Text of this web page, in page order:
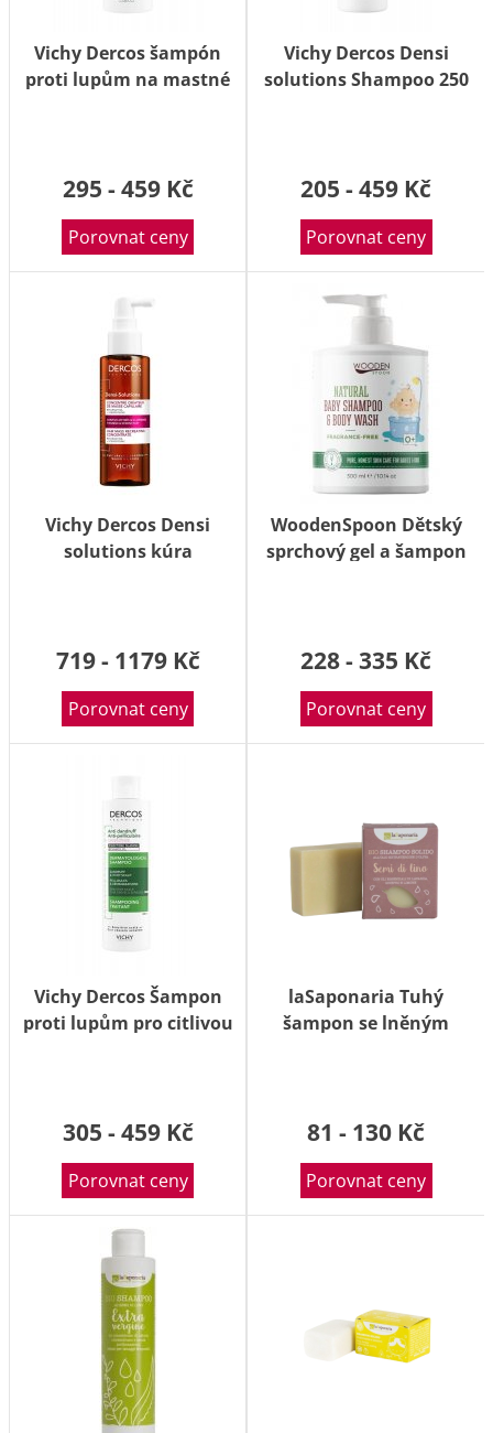
Vichy Dercos šampón
proti lupům na mastné
295 - 459 Kč
Porovnat ceny
Vichy Dercos Densi
solutions Shampoo 250
205 - 459 Kč
Porovnat ceny
Vichy Dercos Densi
solutions kúra
719 - 1179 Kč
Porovnat ceny
WoodenSpoon Dětský
sprchový gel a šampon
228 - 335 Kč
Porovnat ceny
Vichy Dercos Šampon
proti lupům pro citlivou
305 - 459 Kč
Porovnat ceny
laSaponaria Tuhý
šampon se lněným
81 - 130 Kč
Porovnat ceny